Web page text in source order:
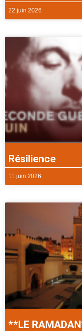
22 juin 2026
Résilience
11 juin 2026
**LE